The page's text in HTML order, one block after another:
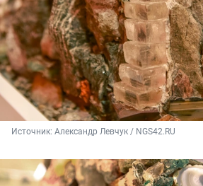
Источник: Александр Левчук / NGS42.RU